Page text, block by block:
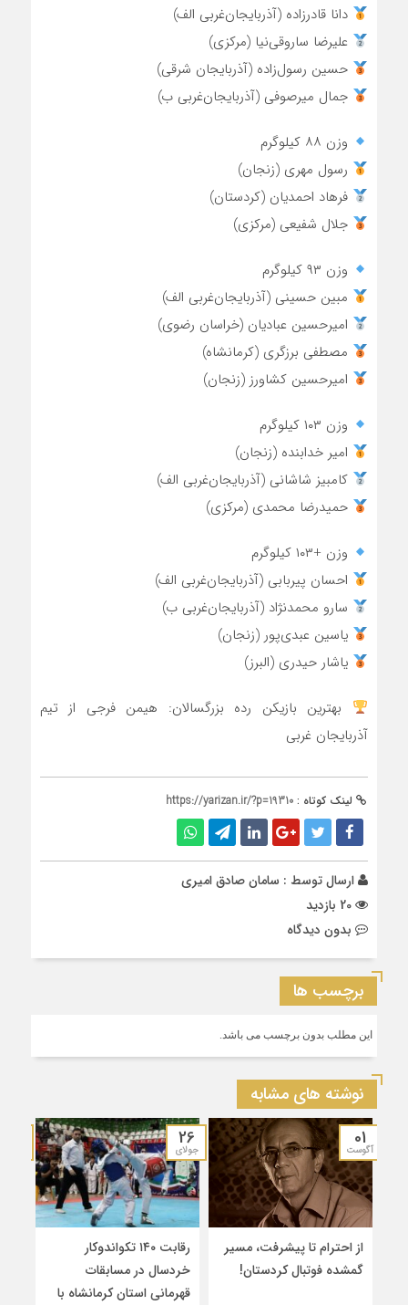
دانا قادرزاده (آذربایجان‌غربی الف)
علیرضا ساروقی‌نیا (مرکزی)
حسین رسول‌زاده (آذربایجان شرقی)
جمال میرصوفی (آذربایجان‌غربی ب)
وزن ۸۸ کیلوگرم
رسول مهری (زنجان)
فرهاد احمدیان (کردستان)
جلال شفیعی (مرکزی)
وزن ۹۳ کیلوگرم
مبین حسینی (آذربایجان‌غربی الف)
امیرحسین عبادیان (خراسان رضوی)
مصطفی برزگری (کرمانشاه)
امیرحسین کشاورز (زنجان)
وزن ۱۰۳ کیلوگرم
امیر خدابنده (زنجان)
کامبیز شاشانی (آذربایجان‌غربی الف)
حمیدرضا محمدی (مرکزی)
وزن +۱۰۳ کیلوگرم
احسان پیربابی (آذربایجان‌غربی الف)
سارو محمدنژاد (آذربایجان‌غربی ب)
یاسین عبدی‌پور (زنجان)
یاشار حیدری (البرز)
بهترین بازیکن رده بزرگسالان: هیمن فرجی از تیم
آذربایجان غربی
لینک کوتاه : https://yarizan.ir/?p=19310
ارسال توسط : سامان صادق امیری
بدون دیدگاه
برچسب ها
این مطلب بدون برچسب می باشد.
نوشته های مشابه
01
آگوست
از احترام تا پیشرفت، مسیر
گمشده فوتبال کردستان!
26
جولای
رقابت ۱۴۰ تکواندوکار
خردسال در مسابقات
قهرمانی استان کرمانشاه با